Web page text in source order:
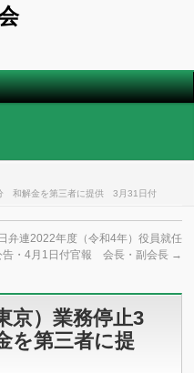
和解金を第三者に提供 3月31日付
日弁連2022年度（令和4年）役員就任
告・4月1日付官報 会長・副会長 →
京）業務停止3
を第三者に提